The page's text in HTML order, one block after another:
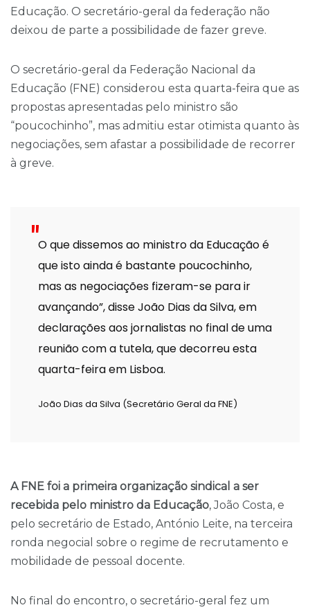
Educação. O secretário-geral da federação não
deixou de parte a possibilidade de fazer greve.
O secretário-geral da Federação Nacional da
Educação (FNE) considerou esta quarta-feira que as
propostas apresentadas pelo ministro são
“poucochinho”, mas admitiu estar otimista quanto às
negociações, sem afastar a possibilidade de recorrer
à greve.
O que dissemos ao ministro da Educação é
que isto ainda é bastante poucochinho,
mas as negociações fizeram-se para ir
avançando”, disse João Dias da Silva, em
declarações aos jornalistas no final de uma
reunião com a tutela, que decorreu esta
quarta-feira em Lisboa.
João Dias da Silva (Secretário Geral da FNE)
A FNE foi a primeira organização sindical a ser
recebida pelo ministro da Educação, João Costa, e
pelo secretário de Estado, António Leite, na terceira
ronda negocial sobre o regime de recrutamento e
mobilidade de pessoal docente.
No final do encontro, o secretário-geral fez um